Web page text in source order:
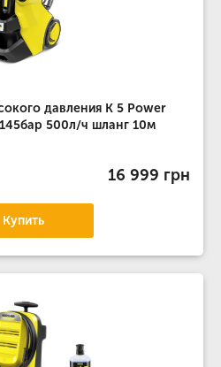
давления K 5 Power
500л/ч шланг 10м
16 999 грн
Купить